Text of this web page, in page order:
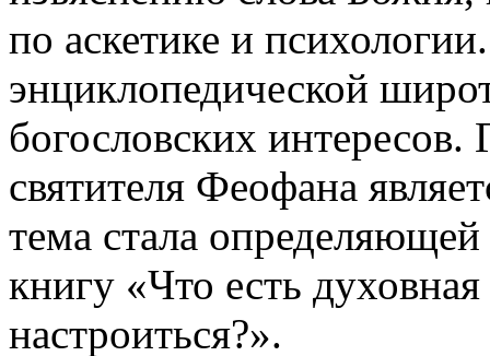
по аскетике и
энциклопедической
богословских
святителя Феофана
тема стала
книгу «Что есть
настроиться?».